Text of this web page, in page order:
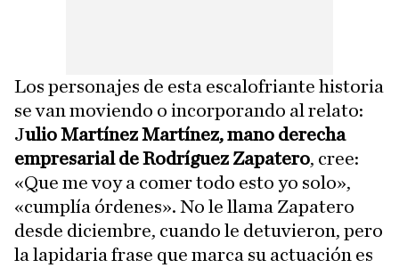
Los personajes de esta escalofriante historia
se van moviendo o incorporando al relato:
Julio Martínez Martínez, mano derecha
empresarial de Rodríguez Zapatero, cree:
«Que me voy a comer todo esto yo solo»,
«cumplía órdenes». No le llama Zapatero
desde diciembre, cuando le detuvieron, pero
la lapidaria frase que marca su actuación es